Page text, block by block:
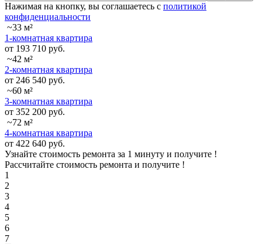
Нажимая на кнопку, вы соглашаетесь с политикой
конфиденциальности
~33 м²
1-комнатная квартира
от 193 710 руб.
~42 м²
2-комнатная квартира
от 246 540 руб.
~60 м²
3-комнатная квартира
от 352 200 руб.
~72 м²
4-комнатная квартира
от 422 640 руб.
Узнайте стоимость ремонта за 1 минуту и получите !
Рассчитайте стоимость ремонта и получите !
1
2
3
4
5
6
7